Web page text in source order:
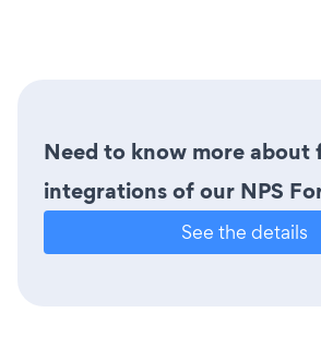
Need to know more about
integrations of our NPS
See the details